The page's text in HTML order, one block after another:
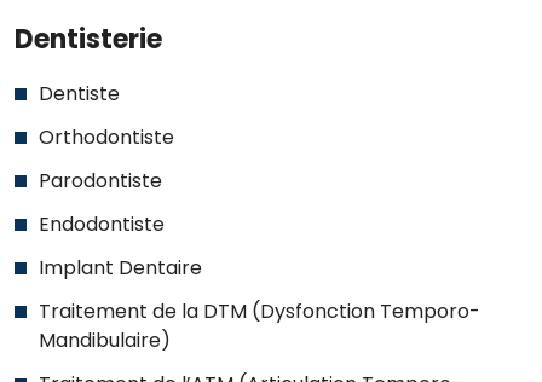
Dentisterie
Dentiste
Orthodontiste
Parodontiste
Endodontiste
Implant Dentaire
Traitement de la DTM (Dysfonction Temporo-
Mandibulaire)